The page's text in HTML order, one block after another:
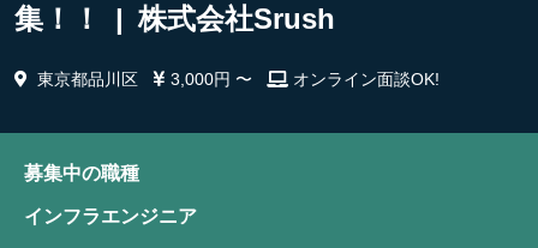
集！！ | 株式会社Srush
東京都品川区 3,000円 〜 オンライン面談OK!
募集中の職種
インフラエンジニア